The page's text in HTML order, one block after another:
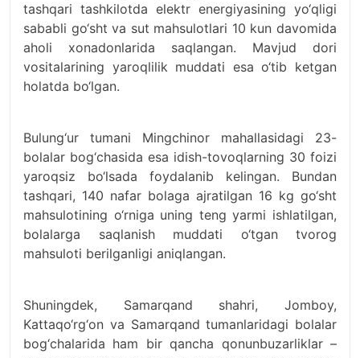
tashqari tashkilotda elektr energiyasining yo‘qligi
sababli go‘sht va sut mahsulotlari 10 kun davomida
aholi xonadonlarida saqlangan. Mavjud dori
vositalarining yaroqlilik muddati esa o‘tib ketgan
holatda bo‘lgan.
Bulung‘ur tumani Mingchinor mahallasidagi 23-
bolalar bog‘chasida esa idish-tovoqlarning 30 foizi
yaroqsiz bo‘lsada foydalanib kelingan. Bundan
tashqari, 140 nafar bolaga ajratilgan 16 kg go‘sht
mahsulotining o‘rniga uning teng yarmi ishlatilgan,
bolalarga saqlanish muddati o‘tgan tvorog
mahsuloti berilganligi aniqlangan.
Shuningdek, Samarqand shahri, Jomboy,
Kattaqo‘rg‘on va Samarqand tumanlaridagi bolalar
bog‘chalarida ham bir qancha qonunbuzarliklar –